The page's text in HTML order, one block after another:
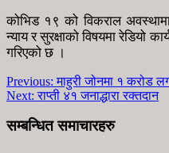
कोभिड १९ को विकराल
न्याय र सुरक्षाको विषयमा रेडियो
गरिएको छ ।
Previous: माहुरी जोनमा १ करोड
Next: राप्ती ४१ जनाद्धारा रक्तदान
सम्बन्धित समाचारहरु